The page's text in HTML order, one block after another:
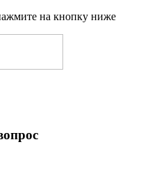
на кнопку ниже